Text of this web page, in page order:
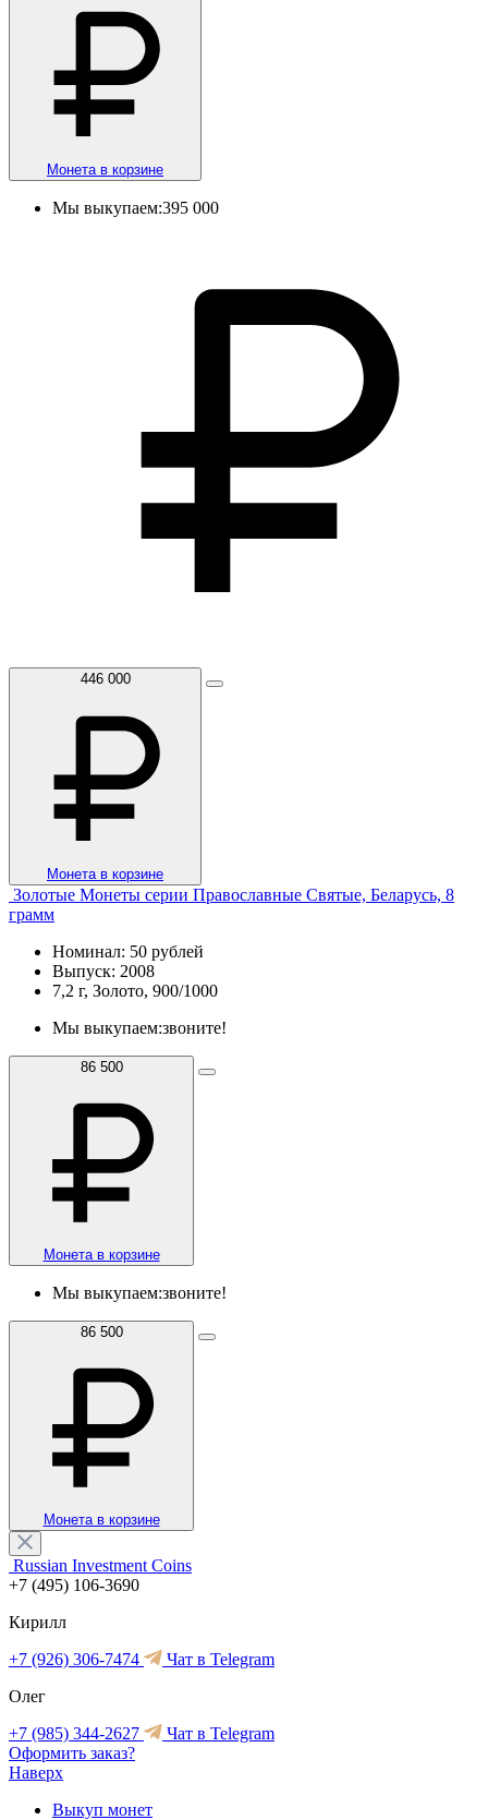
Монета в корзине
Мы выкупаем:395 000
446 000
Монета в корзине
Золотые Монеты серии Православные Святые, Беларусь, 8
грамм
Номинал: 50 рублей
Выпуск: 2008
7,2 г, Золото, 900/1000
Мы выкупаем:звоните!
86 500
Монета в корзине
Мы выкупаем:звоните!
86 500
Монета в корзине
Russian Investment Coins
+7 (495) 106-3690
Кирилл
+7 (926) 306-7474
Чат в Telegram
Олег
+7 (985) 344-2627
Чат в Telegram
Оформить заказ?
Наверх
Выкуп монет